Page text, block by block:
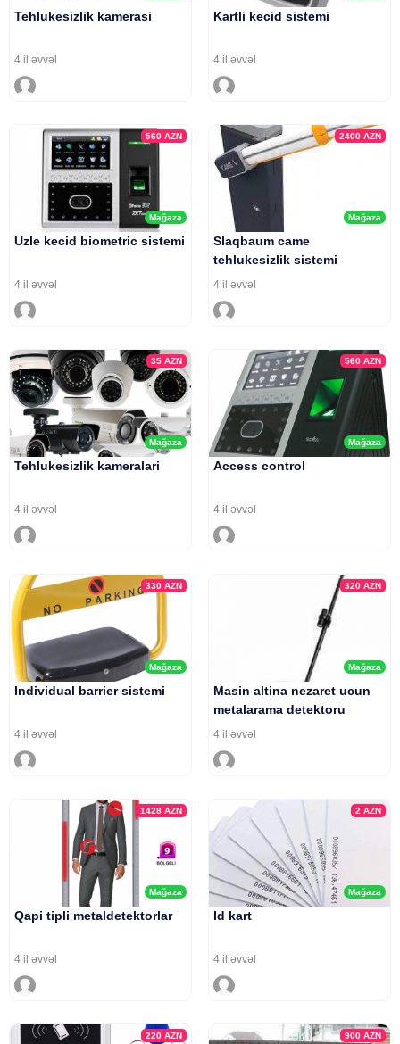
Tehlukesizlik kamerasi
4 il əvvəl
Kartli kecid sistemi
4 il əvvəl
Mağaza
560AZN
Uzle kecid biometric sistemi
4 il əvvəl
Mağaza
2400 AZN
Slaqbaum came
tehlukesizlik sistemi
4 il əvvəl
Mağaza
35AZN
Tehlukesizlik kameralari
4 il əvvəl
Mağaza
560 AZN
Access control
4 il əvvəl
Mağaza
330AZN
Individual barrier sistemi
4 il əvvəl
Mağaza
320 AZN
Masin altina nezaret ucun
metalarama detektoru
4 il əvvəl
Mağaza
1428AZN
Qapi tipli metaldetektorlar
4 il əvvəl
Mağaza
2 AZN
Id kart
4 il əvvəl
220AZN 900 AZN